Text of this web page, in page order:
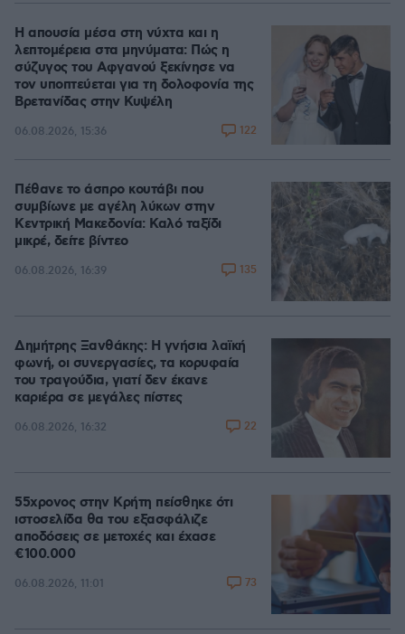
Η απουσία μέσα στη νύχτα και η
λεπτομέρεια στα μηνύματα: Πώς η
σύζυγος του Αφγανού ξεκίνησε να
τον υποπτεύεται για τη δολοφονία της
Βρετανίδας στην Κυψέλη
06.08.2026, 15:36 122
Πέθανε το άσπρο κουτάβι που
συμβίωνε με αγέλη λύκων στην
Κεντρική Μακεδονία: Καλό ταξίδι
μικρέ, δείτε βίντεο
06.08.2026, 16:39 135
Δημήτρης Ξανθάκης: Η γνήσια λαϊκή
φωνή, οι συνεργασίες, τα κορυφαία
του τραγούδια, γιατί δεν έκανε
καριέρα σε μεγάλες πίστες
06.08.2026, 16:32 22
55χρονος στην Κρήτη πείσθηκε ότι
ιστοσελίδα θα του εξασφάλιζε
αποδόσεις σε μετοχές και έχασε
€100.000
06.08.2026, 11:01 73